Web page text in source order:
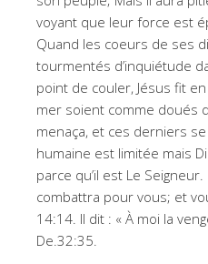
voyant que leur force est
Quand les coeurs de ses
tourmentés d’inquiétude
point de couler, Jésus fit
mer soient comme doués
menaça, et ces derniers
humaine est limitée mais
parce qu’il est Le Seigneur.
combattra pour vous; et
14:14. Il dit : « À moi la
De.32:35.